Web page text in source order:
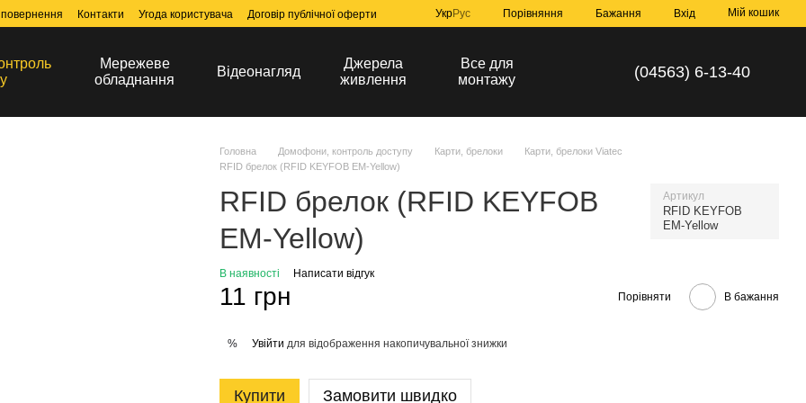
Контакти Угода користувача Договір публічної оферти УкрРус Порівняння Бажання Вхід Мій кошик
Мережеве
обладнання
Відеонагляд
Джерела
живлення
Все для
монтажу
(04563) 6-13-40
Головна Домофони, контроль доступу Карти, брелоки
Карти, брелоки Viatec
RFID брелок (RFID KEYFOB EM-Yellow)
RFID брелок (RFID KEYFOB
EM-Yellow)
Артикул
RFID KEYFOB
EM-Yellow
В наявності Написати відгук
11 грн Порівняти В бажання
% Увійти для відображення накопичувальної знижки
Купити Замовити швидко